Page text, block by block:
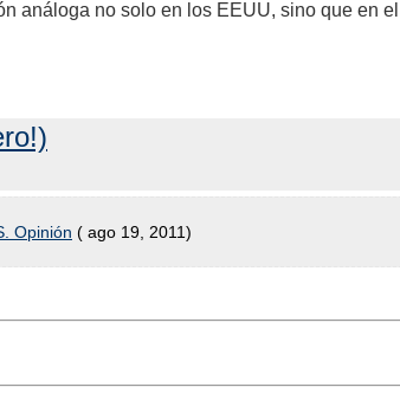
análoga no solo en los EEUU, sino que en
Opinión ( ago 19, 2011)